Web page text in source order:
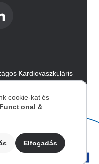
Kardiovaszkuláris
Image
cookie-kat és
Functional &
Elfogadás